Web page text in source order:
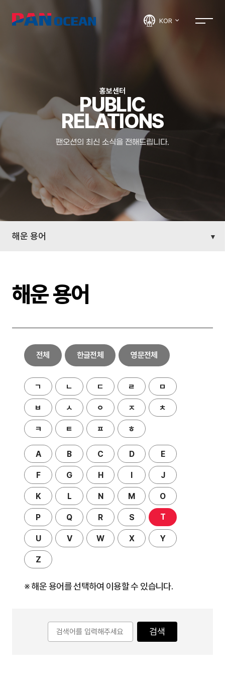
KOR
홍보센터
PUBLIC
RELATIONS
팬오션의 최신 소식을 전해드립니다.
해운 용어
해운 용어
전체 한글전체 영문전체
ㄱ ㄴ ㄷ ㄹ ㅁ
ㅂ ㅅ ㅇ ㅈ ㅊ
ㅋ ㅌ ㅍ ㅎ
A B C D E
F G H I J
K L N M O
P Q R S T
U V W X Y
Z
※ 해운 용어를 선택하여 이용할 수 있습니다.
검색